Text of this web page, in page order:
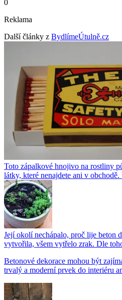
0
Reklama
Další články z BydlímeÚtulně.cz
Toto zápalkové hnojivo na rostliny
látky, které nenajdete ani v
Její okolí nechápalo, proč lije beton
vytvořila, všem vytřelo zrak. Dle
Betonové dekorace mohou být
trvalý a moderní prvek do interiéru